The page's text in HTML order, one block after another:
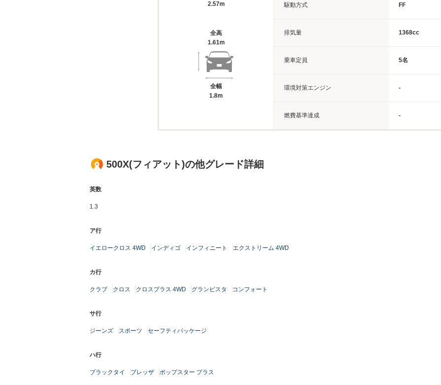
2.57m
全高
1.61m
全幅
1.8m
駆動方式 FF
排気量 1368cc
乗車定員 5名
環境対策エンジン -
燃費基準達成 -
500X(フィアット)の他グレード詳細
英数
1.3
ア行
イエロークロス 4WD インディゴ インフィニート エクストリーム 4WD
カ行
クラブ クロス クロスプラス 4WD グランビスタ コンフォート
サ行
ジーンズ スポーツ セーフティパッケージ
ハ行
ブラックタイ ブレッザ ポップスター プラス